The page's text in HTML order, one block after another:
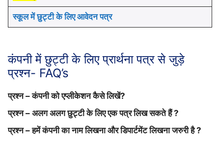
स्कूल में छुट्टी के लिए आवेदन पत्र
कंपनी में छुट्टी के लिए प्रार्थना पत्र से जुड़े
प्रश्न- FAQ’s
प्रश्न – कंपनी को एप्लीकेशन कैसे लिखें?
उत्तर : हमने ऊपर साधारण भाषा में कंपनी के लिए एप्लीकेशन लिखने
का फॉर्मेट दिया हुआ है।
प्रश्न – अलग अलग छुट्टी के लिए एक पत्र लिख सकते हैं ?
उत्तर : नहीं, अलग छुट्टी के लिए अलग से आवेदन पत्र लिखना
प्रश्न – हमें कंपनी का नाम लिखना और डिपार्टमेंट लिखना जरुरी है ?